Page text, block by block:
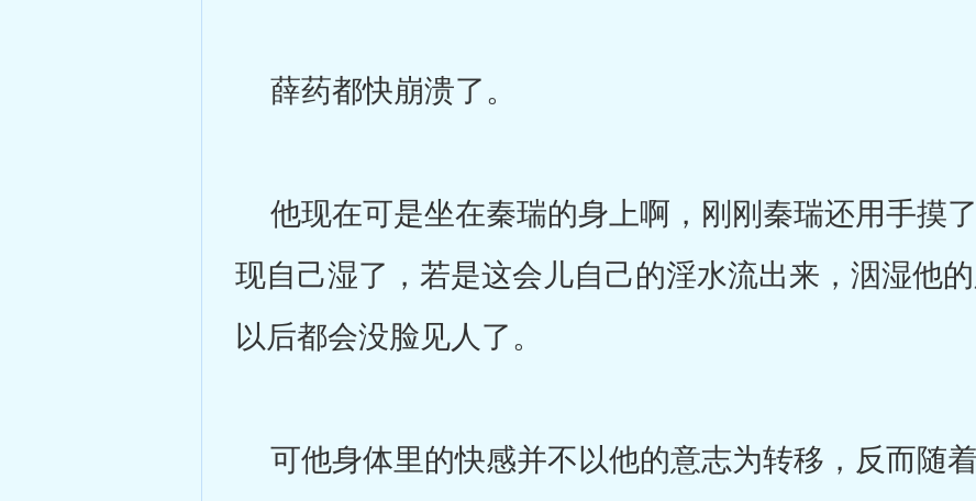
薛药都快崩溃了。
他现在可是坐在秦瑞的身上啊，刚刚秦瑞还用手摸
现自己湿了，若是这会儿自己的淫水流出来，洇湿他
以后都会没脸见人了。
可他身体里的快感并不以他的意志为转移，反而随